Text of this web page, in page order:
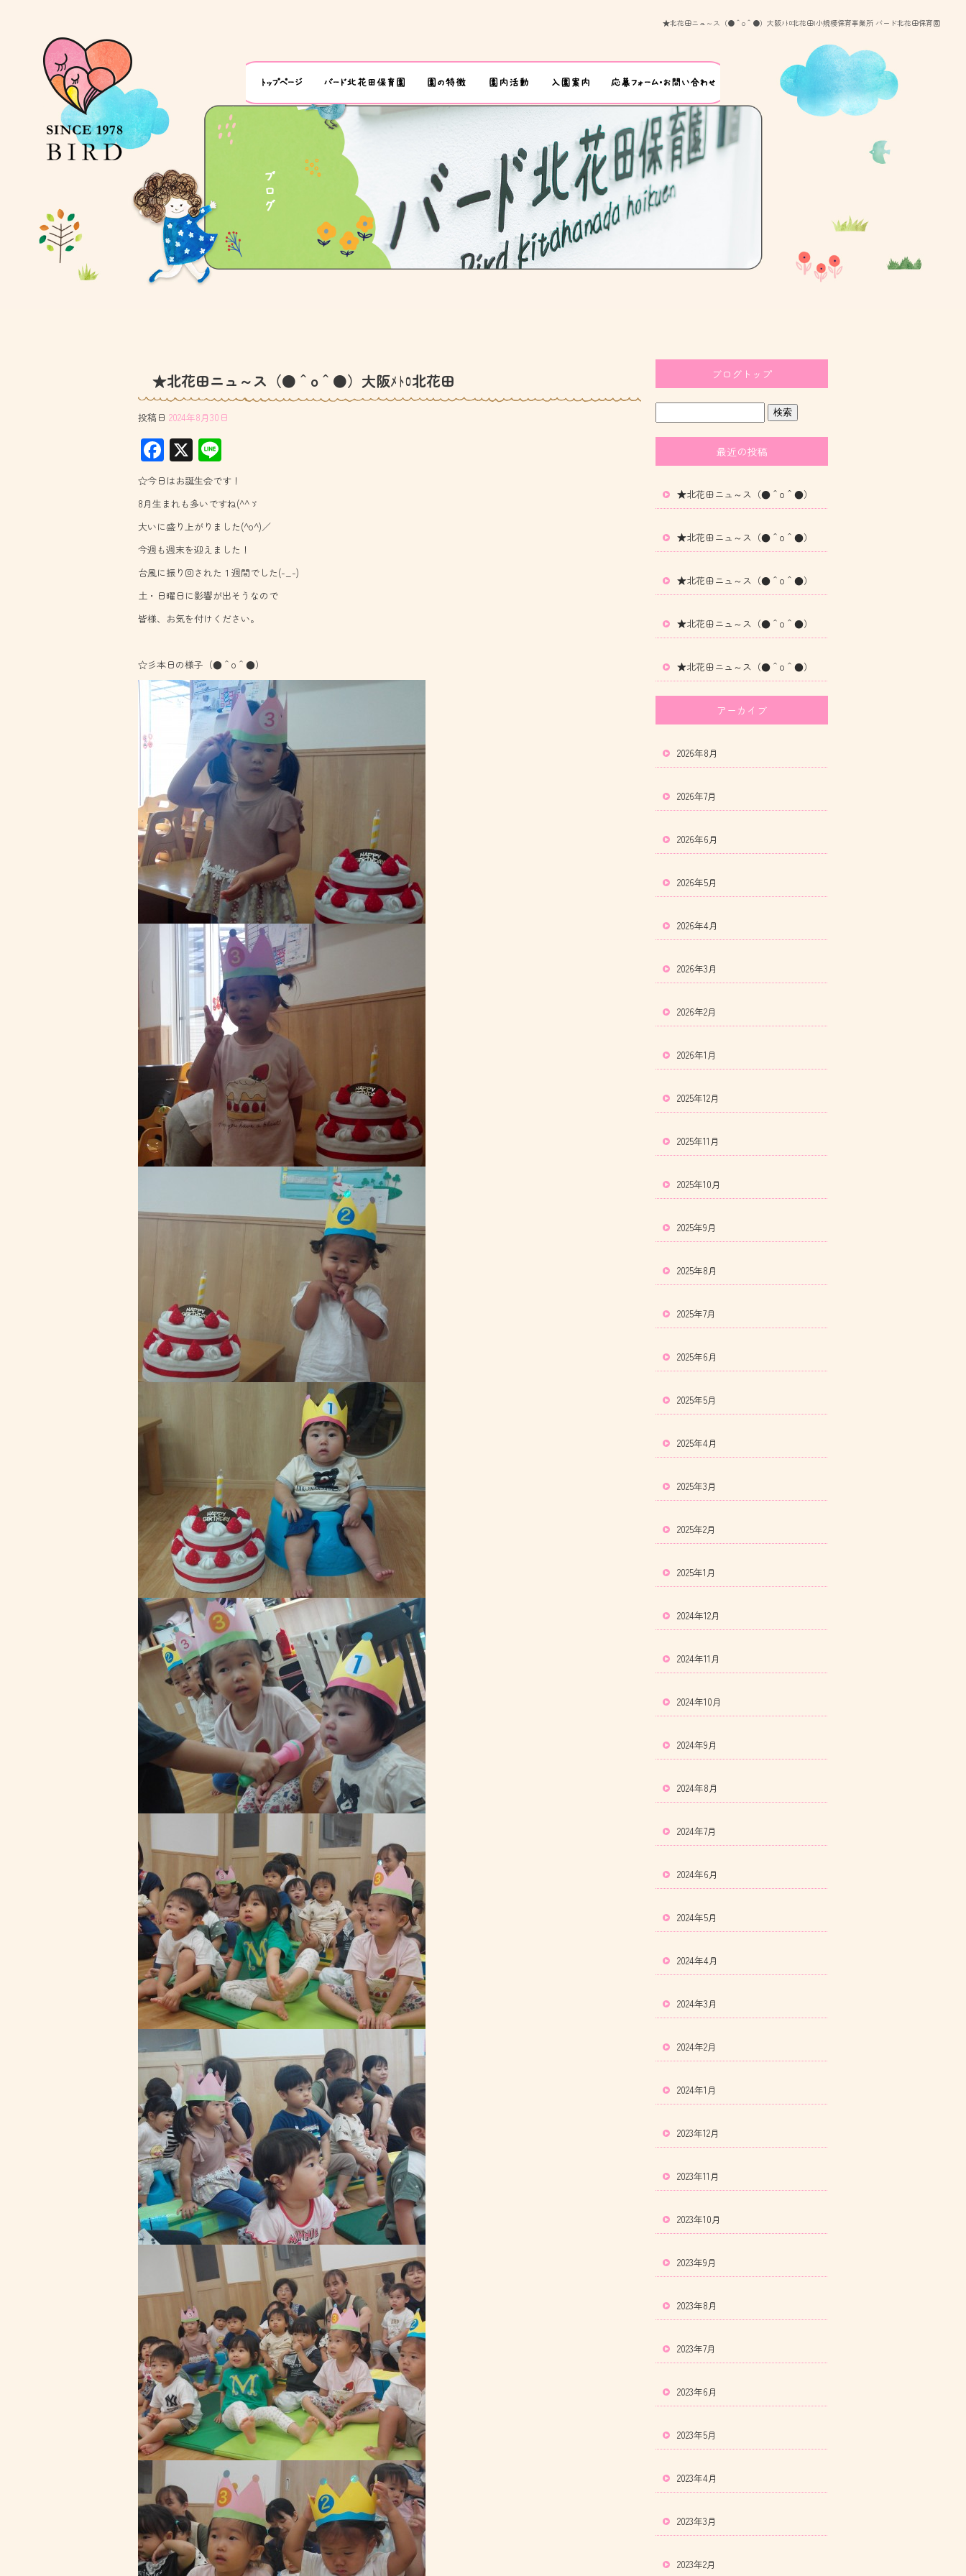
★北花田ニュ～ス（●＾o＾●）大阪ﾒﾄﾛ北花田|小規模保育事業所 バード北花田保育園
★北花田ニュ～ス（●＾o＾●）大阪ﾒﾄﾛ北花田
投稿日 2024年8月30日
F
ac
e
b
o
ok
X
ne
☆今日はお誕生会です！
8月生まれも多いですね(^^ゞ
大いに盛り上がりました(^o^)／
今週も週末を迎えました！
台風に振り回された１週間でした(-_-)
土・日曜日に影響が出そうなので
皆様、お気を付けください。
☆彡本日の様子（●＾o＾●）
ブログトップ
最近の投稿
★北花田ニュ～ス（●＾o＾●）
★北花田ニュ～ス（●＾o＾●）
★北花田ニュ～ス（●＾o＾●）
★北花田ニュ～ス（●＾o＾●）
★北花田ニュ～ス（●＾o＾●）
アーカイブ
2026年8月
2026年7月
2026年6月
2026年5月
2026年4月
2026年3月
2026年2月
2026年1月
2025年12月
2025年11月
2025年10月
2025年9月
2025年8月
2025年7月
2025年6月
2025年5月
2025年4月
2025年3月
2025年2月
2025年1月
2024年12月
2024年11月
2024年10月
2024年9月
2024年8月
2024年7月
2024年6月
2024年5月
2024年4月
2024年3月
2024年2月
2024年1月
2023年12月
2023年11月
2023年10月
2023年9月
2023年8月
2023年7月
2023年6月
2023年5月
2023年4月
2023年3月
2023年2月